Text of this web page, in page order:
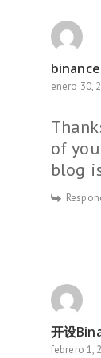
enero 30,
of
blog
开设
febrero 1,